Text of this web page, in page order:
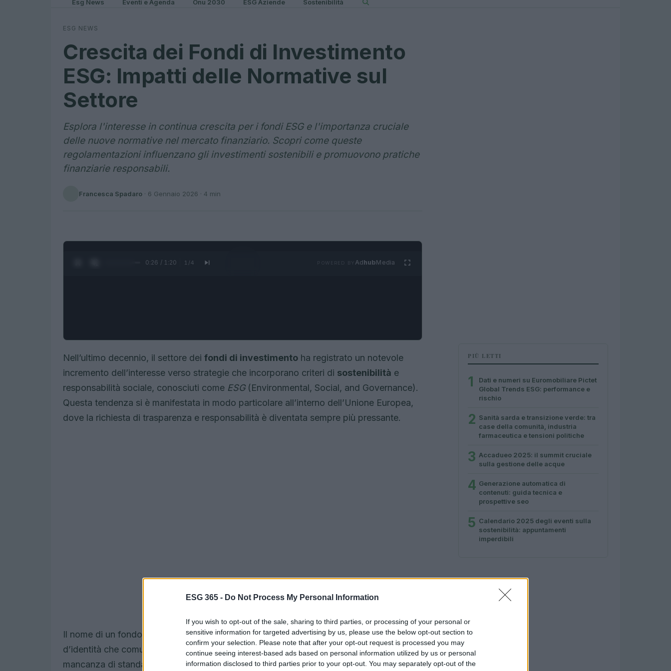
ESG 365 - Do Not Process My Personal Information
If you wish to opt-out of the sale, sharing to third parties, or processing of your personal or
sensitive information for targeted advertising by us, please use the below opt-out section to
confirm your selection. Please note that after your opt-out request is processed you may
continue seeing interest-based ads based on personal information utilized by us or personal
information disclosed to third parties prior to your opt-out. You may separately opt-out of the
Esg News Eventi e Agenda Onu 2030 ESG Aziende Sostenibilità
ESG NEWS
Crescita dei Fondi di Investimento
ESG: Impatti delle Normative sul
Settore
Esplora l'interesse in continua crescita per i fondi ESG e l'importanza cruciale
delle nuove normative nel mercato finanziario. Scopri come queste
regolamentazioni influenzano gli investimenti sostenibili e promuovono pratiche
finanziarie responsabili.
Francesca Spadaro · 6 Gennaio 2026 · 4 min
0:27 / 1:20 1 /4 AdhubMedia
Nell’ultimo decennio, il settore dei fondi di investimento ha registrato un notevole
incremento dell’interesse verso strategie che incorporano criteri di sostenibilità e
responsabilità sociale, conosciuti come ESG(Environmental, Social, and Governance).
Questa tendenza si è manifestata in modo particolare all’interno dell’Unione Europea,
dove la richiesta di trasparenza e responsabilità è diventata sempre più pressante.
Il nome di un fondo non è solo un’etichetta, ma rappresenta una sorta di carta
d’identità che comunica agli investitori le sue intenzioni e strategie. Tuttavia, la
mancanza di standardizzazione in questo campo ha sollevato preoccupazioni riguardo
PIÙ LETTI
1
Dati e numeri su Euromobiliare Pictet
Global Trends ESG: performance e
rischio
2 Sanità sarda e transizione verde: tra
case della comunità, industria
farmaceutica e tensioni politiche
3 Accadueo 2025: il summit cruciale
sulla gestione delle acque
4 Generazione automatica di
contenuti: guida tecnica e
prospettive seo
5 Calendario 2025 degli eventi sulla
sostenibilità: appuntamenti
imperdibili